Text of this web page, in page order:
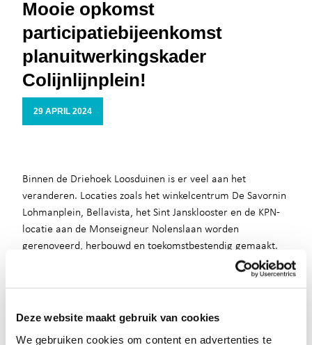
Deze website maakt gebruik van cookies
We gebruiken cookies om content en advertenties te
Mooie opkomst
participatiebijeenkomst
planuitwerkingskader
Colijnlijnplein!
29 APRIL 2024
Binnen de Driehoek Loosduinen is er veel aan het
veranderen. Locaties zoals het winkelcentrum De Savornin
Lohmanplein, Bellavista, het Sint Jansklooster en de KPN-
locatie aan de Monseigneur Nolenslaan worden
gerenoveerd, herbouwd en toekomstbestendig gemaakt.
Dit is nodig om het gebied aantrekkelijker, levendig te
maken en invulling te geven aan de grote vraag naar
samen met de bewoners een visie opgesteld voor de
driehoek Loosduinen, dit is vastgesteld in een document